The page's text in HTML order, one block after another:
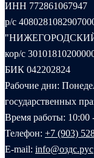
ИНН 772861067947
р/с
кор/с
БИК 042202824
Рабочие дни:
государственных
Время работы: 10:00
Телефон: +7 (903)
E-mail: info@оздс.рус